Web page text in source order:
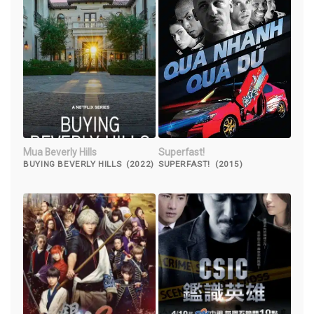
Mua Beverly Hills
BUYING BEVERLY HILLS (2022)
Superfast!
SUPERFAST! (2015)